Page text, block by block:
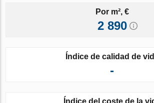
Por m², €
2 890
Índice de calidad de
-
Índice del coste de la